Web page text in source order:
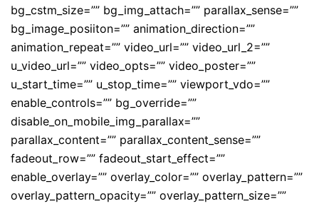
bg_cstm_size=”” bg_img_attach=”” parallax_sense=””
bg_image_posiiton=”” animation_direction=””
animation_repeat=”” video_url=”” video_url_2=””
u_video_url=”” video_opts=”” video_poster=””
u_start_time=”” u_stop_time=”” viewport_vdo=””
enable_controls=”” bg_override=””
disable_on_mobile_img_parallax=””
parallax_content=”” parallax_content_sense=””
fadeout_row=”” fadeout_start_effect=””
enable_overlay=”” overlay_color=”” overlay_pattern=””
overlay_pattern_opacity=”” overlay_pattern_size=””